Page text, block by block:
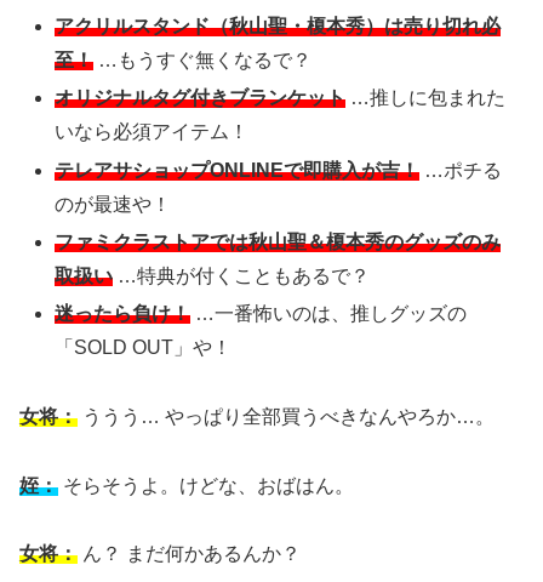
アクリルスタンド（秋山聖・榎本秀）は売り切れ必
至！ …もうすぐ無くなるで？
オリジナルタグ付きブランケット …推しに包まれた
いなら必須アイテム！
テレアサショップONLINEで即購入が吉！ …ポチる
のが最速や！
ファミクラストアでは秋山聖＆榎本秀のグッズのみ
取扱い …特典が付くこともあるで？
迷ったら負け！ …一番怖いのは、推しグッズの
「SOLD OUT」や！
女将： ううう… やっぱり全部買うべきなんやろか…。
姪： そらそうよ。けどな、おばはん。
女将： ん？ まだ何かあるんか？